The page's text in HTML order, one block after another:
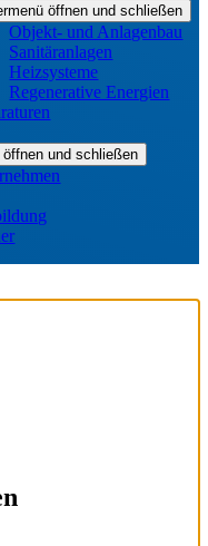
öffnen und schließen
Objekt- und Anlagenbau
Sanitäranlagen
Heizsysteme
Regenerative Energien
öffnen und schließen